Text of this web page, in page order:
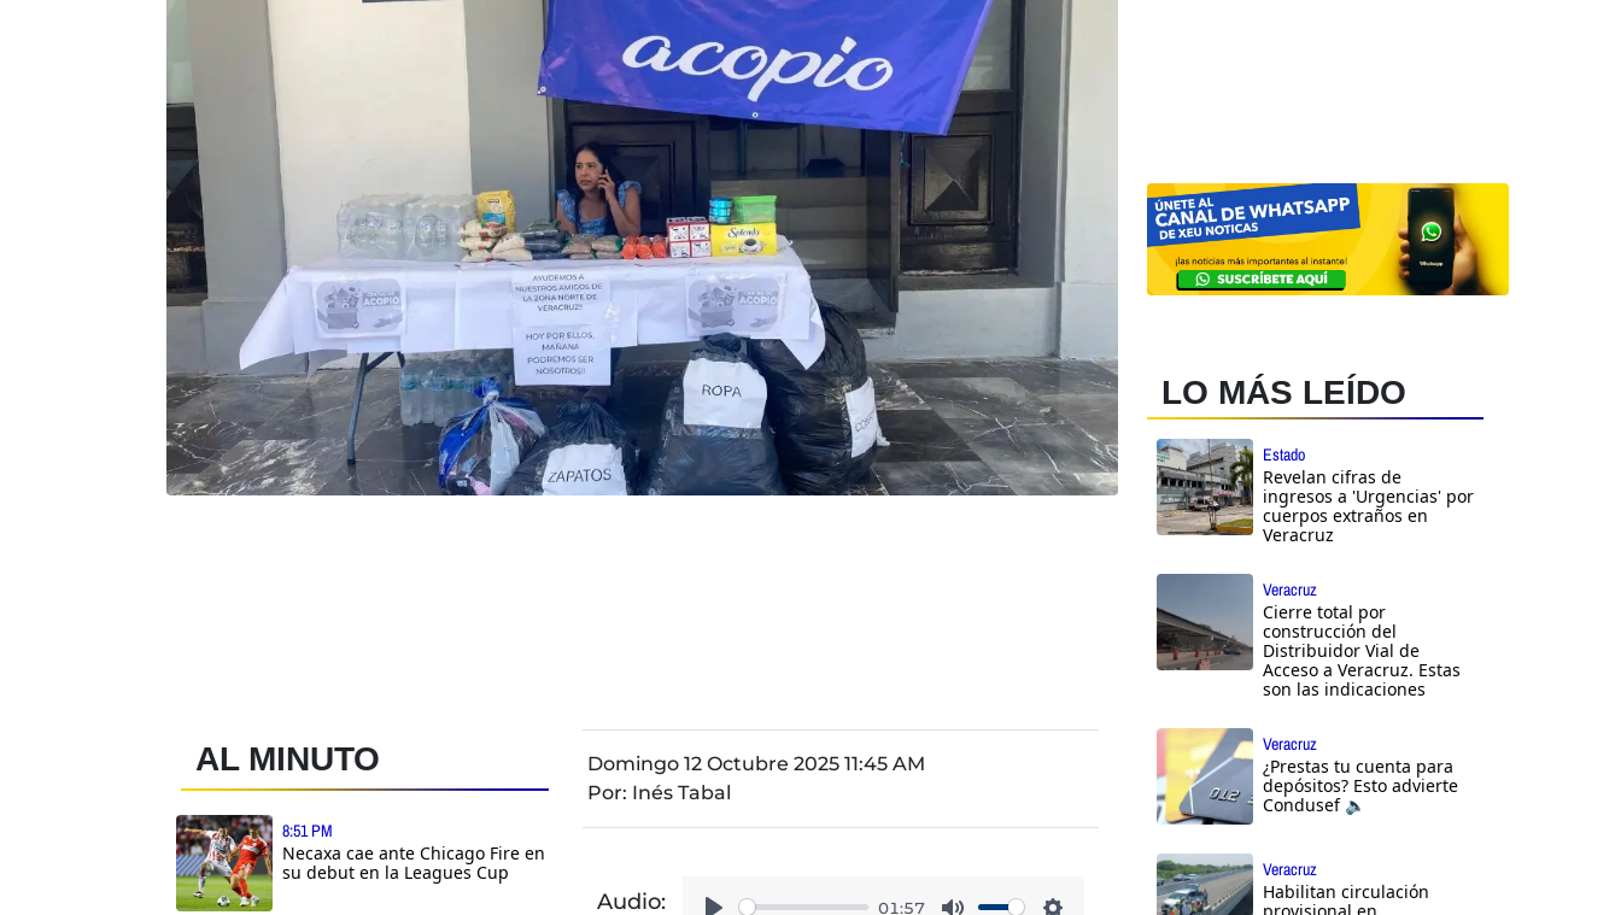
AL MINUTO
8:51 PM
Necaxa cae ante Chicago Fire en
su debut en la Leagues Cup
Domingo 12 Octubre 2025 11:45 AM
Por: Inés Tabal
Audio:
01:57
LO MÁS LEÍDO
Estado
Revelan cifras de
ingresos a 'Urgencias' por
cuerpos extraños en
Veracruz
Veracruz
Cierre total por
construcción del
Distribuidor Vial de
Acceso a Veracruz. Estas
son las indicaciones
Veracruz
¿Prestas tu cuenta para
depósitos? Esto advierte
Condusef 🔈
Veracruz
Habilitan circulación